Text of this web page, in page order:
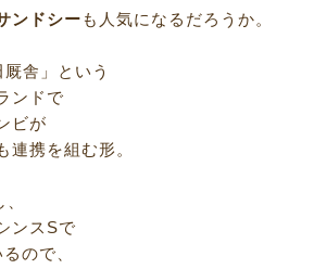
ンドシーも人気になるだろうか。
厩舎」という
ンドで
ビが
連携を組む形。
ンスSで
ので、